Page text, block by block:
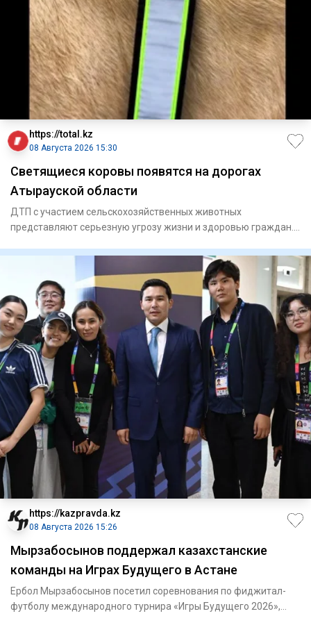
https://total.kz
08 Августа 2026 15:30
Светящиеся коровы появятся на дорогах
Атырауской области
ДТП с участием сельскохозяйственных животных
представляют серьезную угрозу жизни и здоровью граждан.
https://kazpravda.kz
08 Августа 2026 15:26
Мырзабосынов поддержал казахстанские
команды на Играх Будущего в Астане
Ербол Мырзабосынов посетил соревнования по фиджитал-
футболу международного турнира «Игры Будущего 2026»,